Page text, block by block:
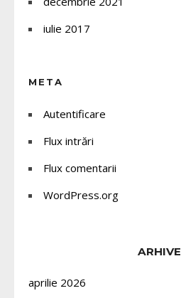
iulie 2017
META
Autentificare
Flux intrări
Flux comentarii
WordPress.org
ARHIVE
aprilie 2026